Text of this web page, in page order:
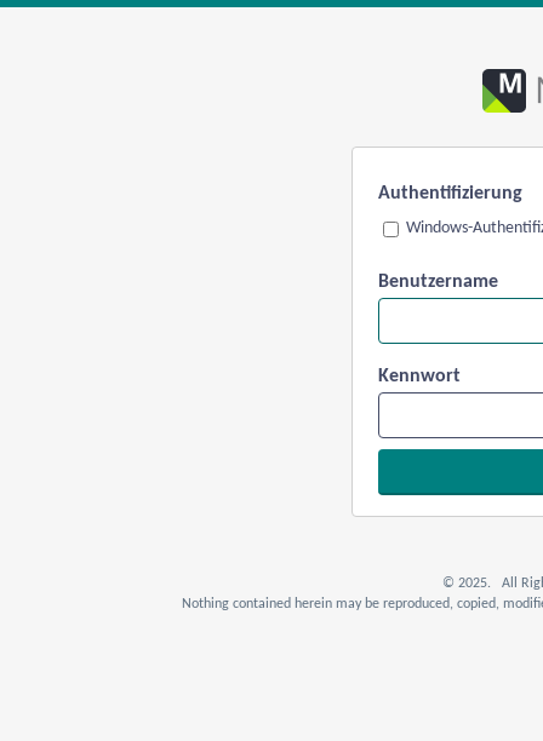
Authentifizierung
Windows-
Benutzername
Kennwort
© 2025. All
Nothing contained herein may be reproduced, copied,